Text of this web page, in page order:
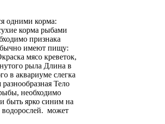
одними корма:
корма рыбами
признака
имеют пищу:
мясо креветок,
рыла Длина в
в аквариуме слегка
разнообразная Тело
необходимо
быть ярко синим на
может